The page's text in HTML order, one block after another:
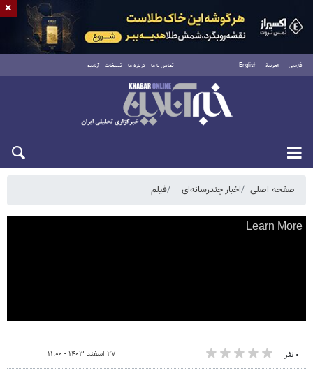
فارسی العربية English تماس با ما درباره ما تبلیغات آرشیو
شنبه ۱۷ مرداد ۱۴۰۵
صفحه اصلی اخبار چندرسانه‌ای فیلم
۰ نفر ۲۷ اسفند ۱۴۰۳ - ۱۱:۰۰
×